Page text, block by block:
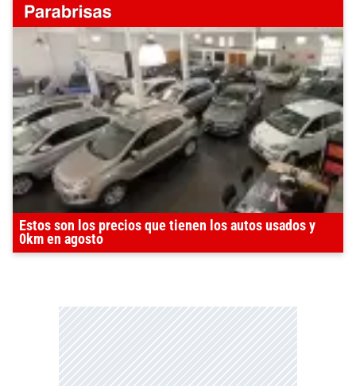
Estos son los precios que tienen los autos usados y
0km en agosto